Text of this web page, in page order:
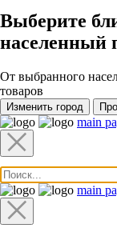
Выберите
населенный
От выбранного
товаров
Изменить город
main
main